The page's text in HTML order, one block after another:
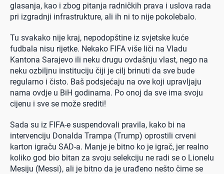
glasanja, kao i zbog pitanja radničkih prava i uslova rada
pri izgradnji infrastrukture, ali ih ni to nije pokolebalo.
Tu svakako nije kraj, nepodopštine iz svjetske kuće
fudbala nisu rijetke. Nekako FIFA više liči na Vladu
Kantona Sarajevo ili neku drugu ovdašnju vlast, nego na
neku ozbiljnu instituciju čiji je cilj brinuti da sve bude
regularno i čisto. Baš podsjećaju na ove koji upravljaju
nama ovdje u BiH godinama. Po onoj da sve ima svoju
cijenu i sve se može srediti!
Sada su iz FIFA-e suspendovali pravila, kako bi na
intervenciju Donalda Trampa (Trump) oprostili crveni
karton igraču SAD-a. Manje je bitno ko je igrač, jer realno
koliko god bio bitan za svoju selekciju ne radi se o Lionelu
Mesiju (Messi), ali je bitno da je urađeno nešto čime se